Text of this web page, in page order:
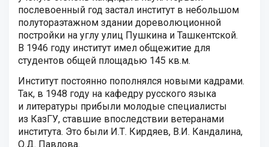
послевоенный год застал институт в небольшом
полутораэтажном здании дореволюционной
постройки на углу улиц Пушкина и Ташкентской.
В 1946 году институт имел общежитие для
студентов общей площадью 145 кв.м.
Институт постоянно пополнялся новыми кадрами.
Так, в 1948 году на кафедру русского языка
и литературы прибыли молодые специалисты
из КазГУ, ставшие впоследствии ветеранами
института. Это были И.Т. Кирдяев, В.И. Кандалина,
О.Д. Павлова.